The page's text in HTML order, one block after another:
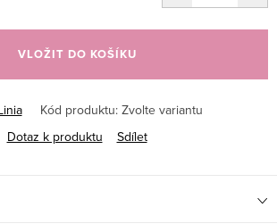
VLOŽIT DO KOŠÍKU
Kód produktu: Zvolte variantu
Dotaz k produktu
Sdílet